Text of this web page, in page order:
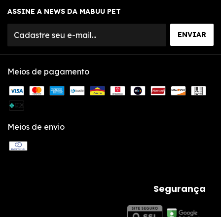
ASSINE A NEWS DA MABUU PET
Meios de pagamento
Meios de envio
Segurança